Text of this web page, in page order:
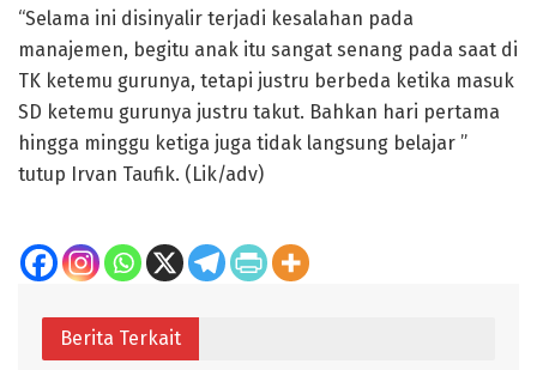
“Selama ini disinyalir terjadi kesalahan pada
manajemen, begitu anak itu sangat senang pada saat di
TK ketemu gurunya, tetapi justru berbeda ketika masuk
SD ketemu gurunya justru takut. Bahkan hari pertama
hingga minggu ketiga juga tidak langsung belajar ”
tutup Irvan Taufik. (Lik/adv)
Berita Terkait